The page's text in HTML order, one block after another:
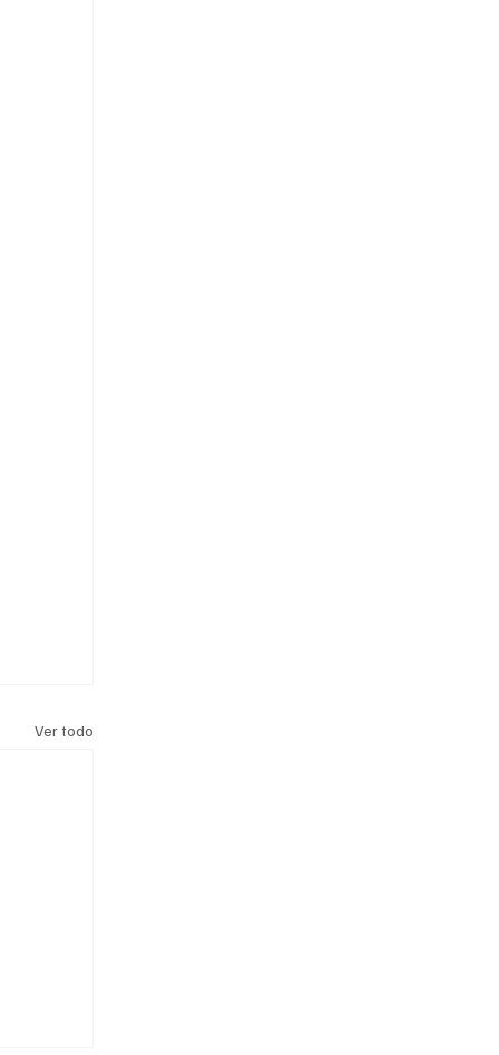
Ver todo